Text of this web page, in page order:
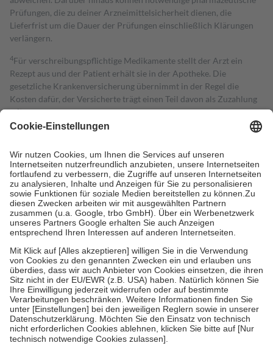
Prüfungen, die zu deiner Arzneimittelsicherheit dienen, die
Lieferfrist um die Dauer der Prüfungen einschließlich Klärungen
verlängern.
4Für verschreibungspflichtige Medikamente stellt der Arzt ein
Rezept aus und der Patient erhält sie in der Apotheke. Die
gesetzliche Krankenversicherung übernimmt in der Regel die
Kosten dafür, der Versicherte trägt einen Teil davon als Zuzahlung
mit.
Grundsätzlich leisten Mitglieder Zuzahlungen in Höhe von zehn
höchstens zehn Euro.
Es sind jedoch nie mehr als die tatsächlichen
Kosten der Leistung zu entrichten.
Diese Regeln gelten grundsätzlich auch für Online-Apotheken.
Bei Heilmitteln und häuslicher Krankenpflege beträgt die
Zuzahlung zehn Prozent der Kosten sowie zehn Euro je
Verordnung.
Um das Engagement der Versicherten für ihre eigene Gesundheit zu
stärken und die besondere Stellung der Familie zu unterstützen,
fallenkeine Zuzahlungenan bei:
• Kindern und Jugendlichen bis zum vollendeten 18. Lebensjahr
mit Ausnahme der Fahrkosten
• Untersuchungen zur Vorsorge und Früherkennung, die von der
GKV getragen werden
• empfohlenen Schutzimpfungen
• Harn- und Blutteststreifen